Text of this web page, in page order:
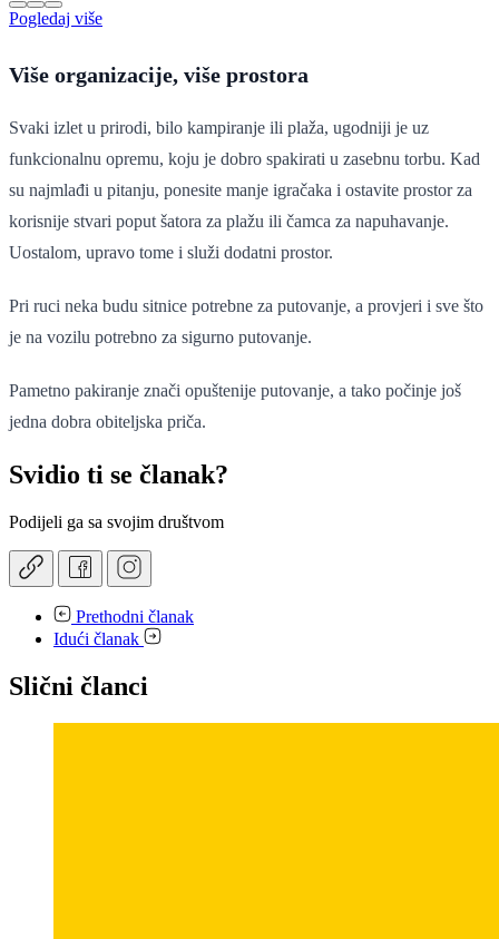
Pogledaj više
Više organizacije, više prostora
Svaki izlet u prirodi, bilo kampiranje ili plaža, ugodniji je uz
funkcionalnu opremu, koju je dobro spakirati u zasebnu torbu. Kad
su najmlađi u pitanju, ponesite manje igračaka i ostavite prostor za
korisnije stvari poput šatora za plažu ili čamca za napuhavanje.
Uostalom, upravo tome i služi dodatni prostor.
Pri ruci neka budu sitnice potrebne za putovanje, a provjeri i sve što
je na vozilu potrebno za sigurno putovanje.
Pametno pakiranje znači opuštenije putovanje, a tako počinje još
jedna dobra obiteljska priča.
Svidio ti se članak?
Podijeli ga sa svojim društvom
Prethodni članak
Idući članak
Slični članci